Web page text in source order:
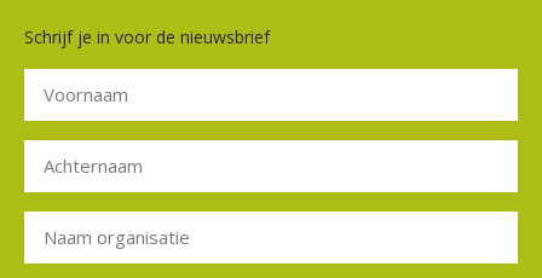
Schrijf je in voor de nieuwsbrief